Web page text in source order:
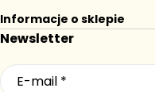
Informacje o sklepie
Newsletter